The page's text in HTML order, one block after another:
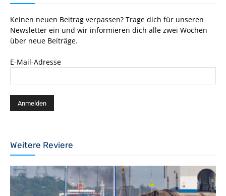
Keinen neuen Beitrag verpassen? Trage dich für unseren
Newsletter ein und wir informieren dich alle zwei Wochen
über neue Beiträge.
E-Mail-Adresse
Weitere Reviere